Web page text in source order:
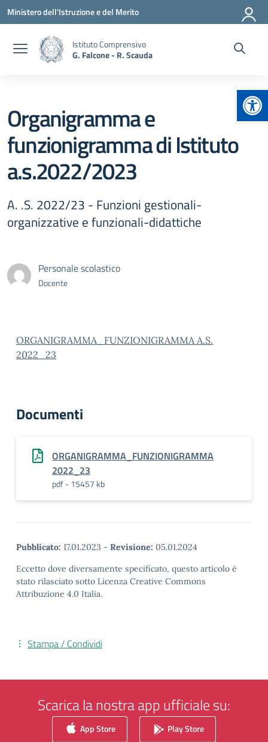
Vai ai contenuti
Vai al menu di navigazione
Vai al footer
Ministero dell'Istruzione e del Merito
Istituto Comprensivo
G. Falcone - R. Scauda
Organigramma e
funzionigramma di Istituto
a.s.2022/2023
A. .S. 2022/23 - Funzioni gestionali-
organizzative e funzionali-didattiche
Personale scolastico
Docente
ORGANIGRAMMA_FUNZIONIGRAMMA A.S.
2022_23
Documenti
ORGANIGRAMMA_FUNZIONIGRAMMA
2022_23
pdf - 15457 kb
Pubblicato: 17.01.2023 - Revisione: 05.01.2024
Eccetto dove diversamente specificato, questo articolo è
stato rilasciato sotto Licenza Creative Commons
Attribuzione 4.0 Italia.
Stampa / Condividi
Scarica la nostra app ufficiale su:
App Store Play Store